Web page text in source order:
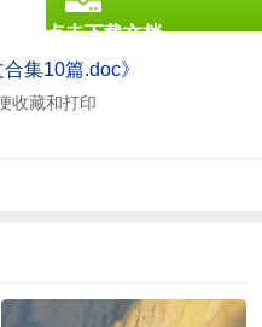
集10篇.doc》
收藏和打印
点击下载文档
文档为doc格式